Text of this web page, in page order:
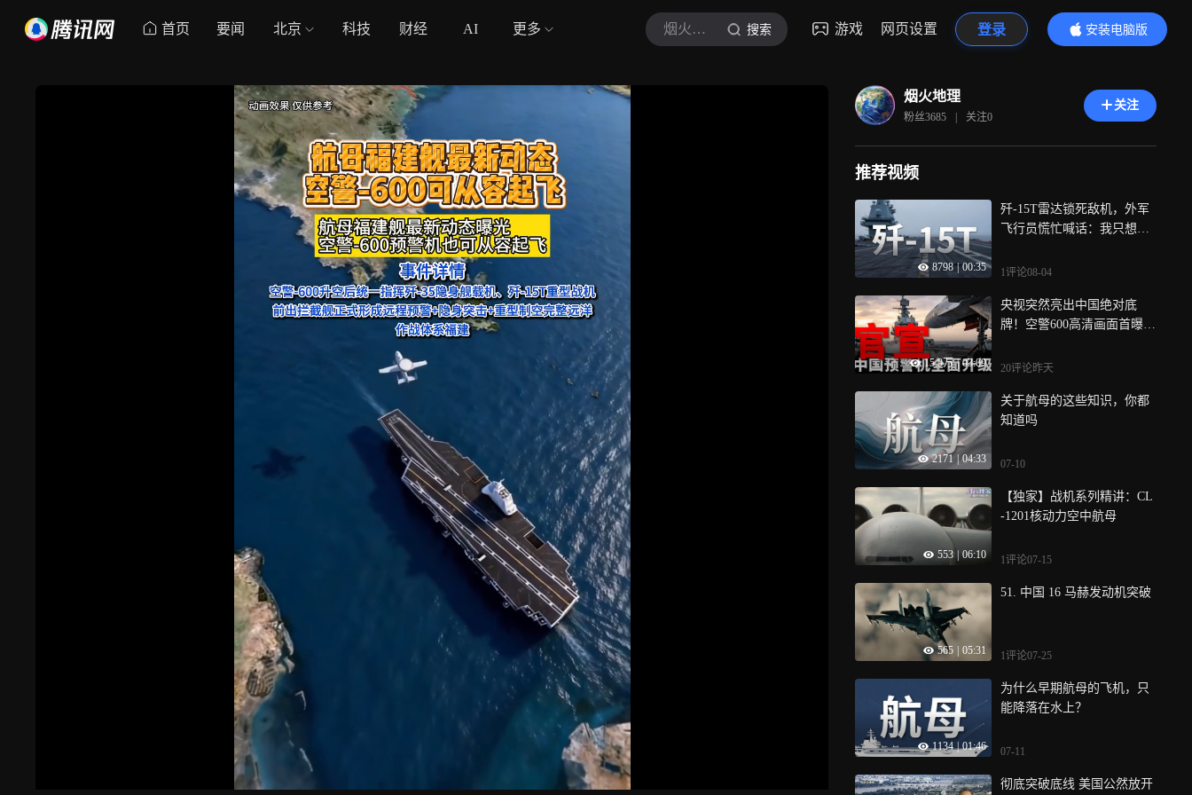
首页 要闻 北京 科技 财经 AI 更多 烟火地理 搜索 游戏 网页设置 登录
安装电脑版
内容更精彩
烟火地理
粉丝3685 | 关注0
关注
推荐视频
8798 | 00:35
歼-15T雷达锁死敌机，外军
飞行员慌忙喊话：我只想回
1评论08-04
15.9万 | 03:09
央视突然亮出中国绝对底
牌！空警600高清画面首曝，
到？
20评论昨天
2171 04:33
关于航母的这些知识，你都
知道吗
07-10
553 06:10
【独家】战机系列精讲：CL
-1201核动力空中航母
1评论07-15
565 05:31
51. 中国 16 马赫发动机突破
1评论07-25
1134 | 01:46
为什么早期航母的飞机，只
能降落在水上？
07-11
彻底突破底线 美国公然放开